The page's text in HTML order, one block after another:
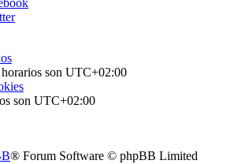
son UTC+02:00
son UTC+02:00
® Forum Software © phpBB Limited